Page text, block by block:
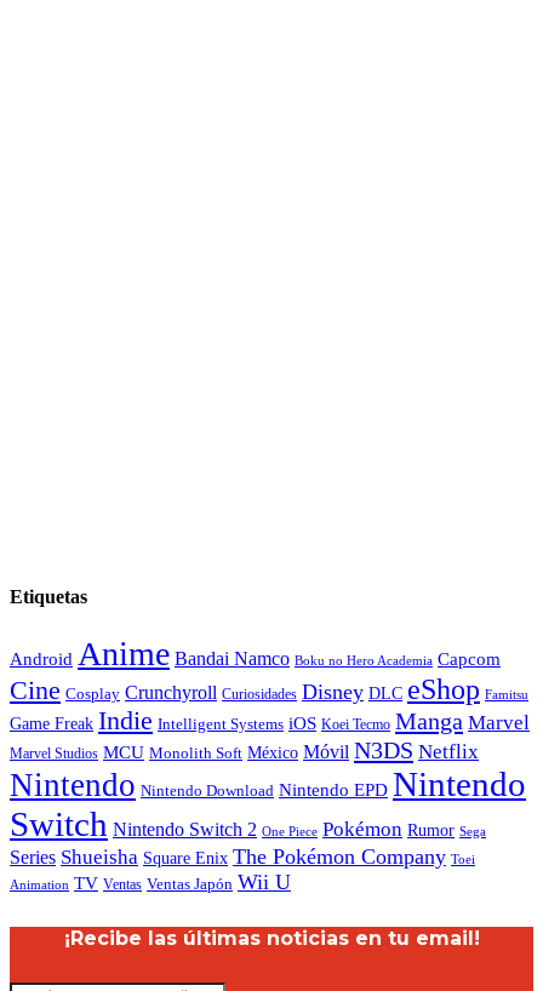
Etiquetas
Android Anime Bandai Namco Boku no Hero Academia Capcom
Cine Cosplay Crunchyroll Curiosidades Disney DLC eShop Famitsu
Game Freak Indie Intelligent Systems iOS Koei Tecmo Manga Marvel
Marvel Studios MCU Monolith Soft México Móvil N3DS Netflix
Nintendo Nintendo Download Nintendo EPD Nintendo
Switch Nintendo Switch 2 One Piece Pokémon Rumor Sega
Series Shueisha Square Enix The Pokémon Company Toei
Animation TV Ventas Ventas Japón Wii U
¡Recibe las últimas noticias en tu email!